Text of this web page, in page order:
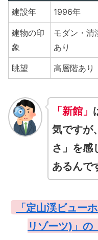
建設年 1996年
建物の印
象
モダン・清
あり
眺望 高層階あり
「新館」
気ですが、
さ」を感
あるんで
「定山渓ビュー
リゾーツ)」の